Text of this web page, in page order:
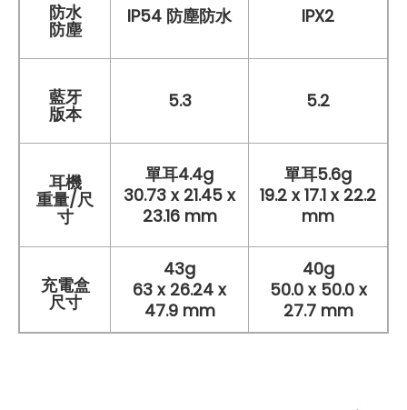
防水
防塵
IP54 防塵防水 IPX2
藍牙
版本
5.3 5.2
耳機
重量/尺
寸
單耳4.4g
30.73 x 21.45 x
23.16 mm
單耳5.6g
19.2 x 17.1 x 22.2
mm
充電盒
尺寸
43g
63 x 26.24 x
47.9 mm
40g
50.0 x 50.0 x
27.7 mm